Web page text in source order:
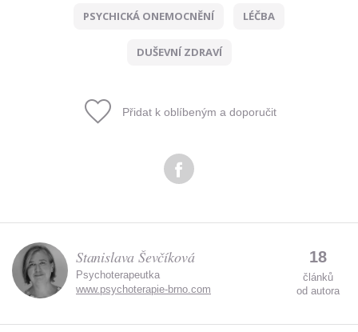
PSYCHICKÁ ONEMOCNĚNÍ LÉČBA
DUŠEVNÍ ZDRAVÍ
Přidat k oblíbeným a doporučit
Stanislava Ševčíková
Psychoterapeutka
www.psychoterapie-brno.com
18
článků
od autora